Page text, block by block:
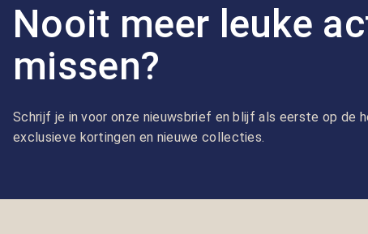
Nooit meer leuke
missen?
Schrijf je in voor onze nieuwsbrief en blijf als eerste op de
exclusieve kortingen en nieuwe collecties.